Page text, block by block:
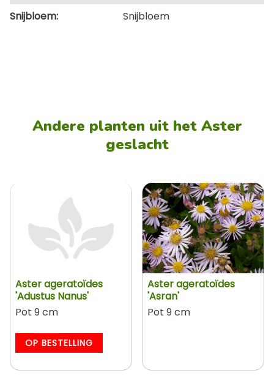
Snijbloem
Snijbloem
Andere planten uit het Aster
geslacht
Aster ageratoïdes
'Adustus Nanus'
Pot 9 cm
OP BESTELLING
Aster ageratoïdes
'Asran'
Pot 9 cm